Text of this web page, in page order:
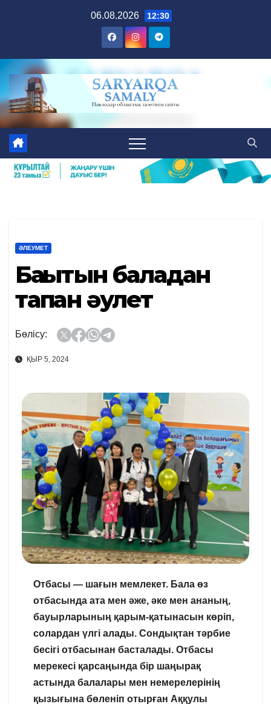
06.08.2026 12:30
ӘЛЕУМЕТ
Бақытын баладан
тапқан әулет
Бөлісу:
ҚЫР 5, 2024
Отбасы — шағын мемлекет. Бала өз
отбасында ата мен әже, әке мен ананың,
бауырларының қарым-қатынасын көріп,
солардан үлгі алады. Сондықтан тәрбие
бесігі отбасынан басталады. Отбасы
мерекесі қарсаңында бір шаңырақ
астында балалары мен немерелерінің
қызығына бөленіп отырған Аққулы